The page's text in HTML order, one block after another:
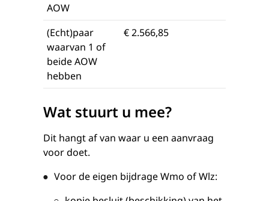
AOW
(Echt)paar
waarvan 1 of
beide AOW
hebben
€ 2.566,85
Wat stuurt u mee?
Dit hangt af van waar u een aanvraag
voor doet.
Voor de eigen bijdrage Wmo of Wlz: